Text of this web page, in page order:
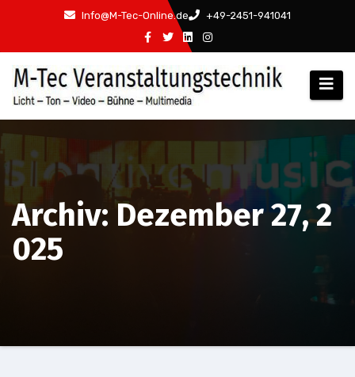
springen
Info@M-Tec-Online.de +49-2451-941041
Archiv: Dezember 27, 2
025